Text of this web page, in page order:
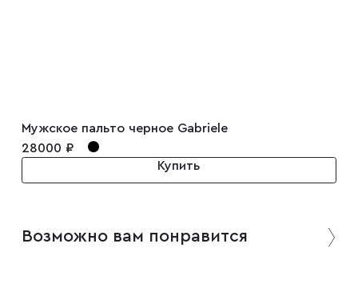
Мужское пальто черное Gabriele
28000 ₽
Купить
Возможно вам понравится